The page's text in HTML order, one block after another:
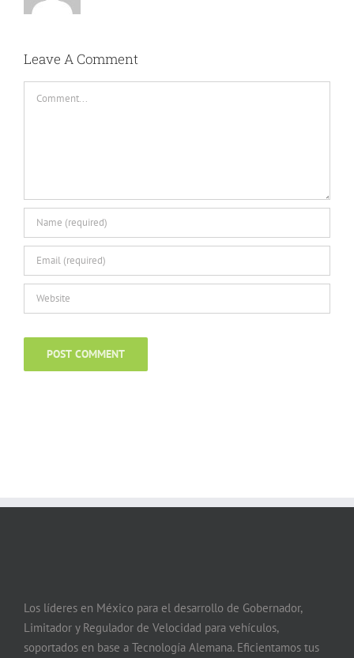
Leave A Comment
Los líderes en México para el desarrollo de Gobernador,
Limitador y Regulador de Velocidad para vehículos,
soportados en base a Tecnología Alemana. Eficientamos tus